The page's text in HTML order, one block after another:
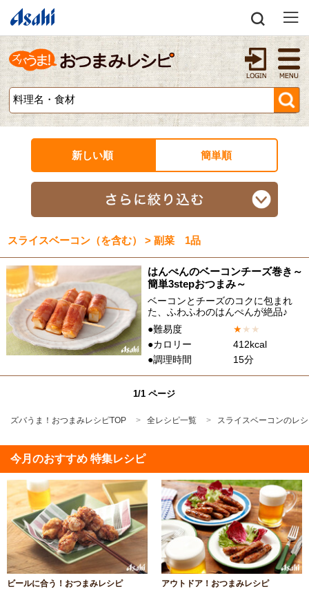
新しい順 簡単順
スライスベーコン（を含む） > 副菜 1品
はんぺんのベーコンチーズ巻き～
簡単3stepおつまみ～
ベーコンとチーズのコクに包まれ
た、ふわふわのはんぺんが絶品♪
●難易度
★★ ★
●カロリー
412kcal
●調理時間
15分
1/1 ページ
ズバうま！おつまみレシピTOP 全レシピ一覧 スライスベーコンのレ
今月のおすすめ 特集レシピ
ビールに合う！おつまみレシピ アウトドア！おつまみレシピ